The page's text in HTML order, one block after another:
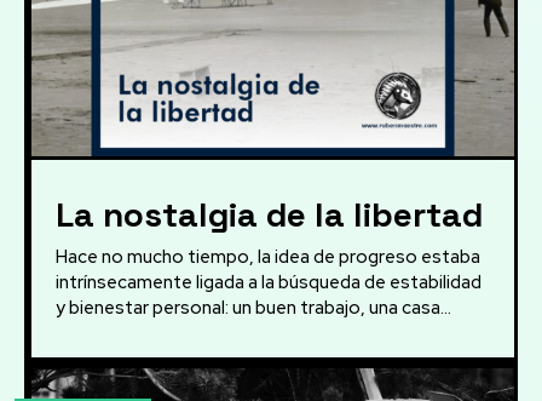
La nostalgia de la libertad
Hace no mucho tiempo, la idea de progreso estaba
intrínsecamente ligada a la búsqueda de estabilidad
y bienestar personal: un buen trabajo, una casa...